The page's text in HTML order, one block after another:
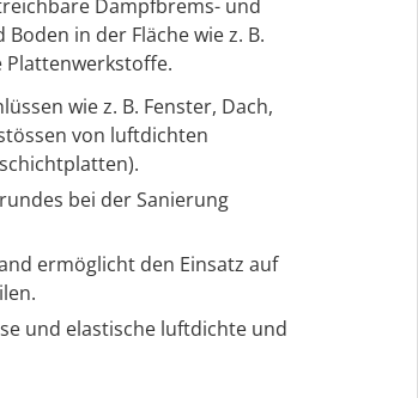
Dampfbrems- und
in der Fläche wie z. B.
wie z. B. Fenster, Dach,
von luftdichten
bei der Sanierung
ermöglicht den Einsatz auf
und elastische luftdichte und